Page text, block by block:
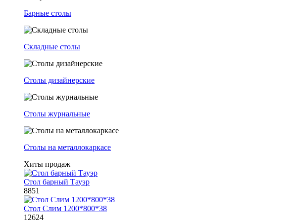
Барные столы
Складные столы
Столы дизайнерские
Столы журнальные
Столы на металлокаркасе
Хиты продаж
Стол барный Тауэр
8851
Стол Слим 1200*800*38
12624